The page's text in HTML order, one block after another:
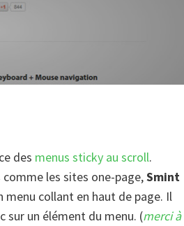
des menus sticky au scroll.
les sites one-page,Smint
collant en haut de page. Il
sur un élément du menu. (merci à